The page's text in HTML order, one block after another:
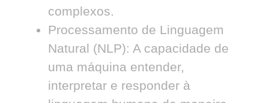
complexos.
Processamento de Linguagem
Natural (NLP): A capacidade de
uma máquina entender,
interpretar e responder à